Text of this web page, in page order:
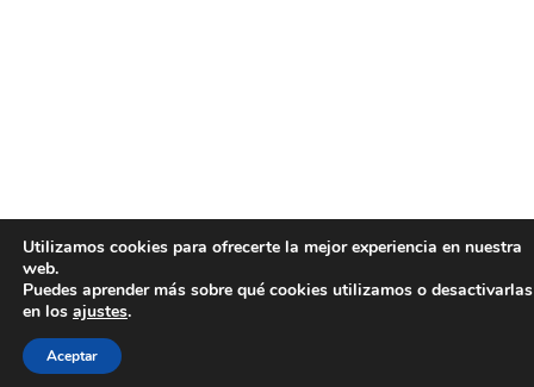
Utilizamos cookies para ofrecerte la mejor experiencia en nuestra
web.
Puedes aprender más sobre qué cookies utilizamos o desactivarlas
en los ajustes.
Aceptar